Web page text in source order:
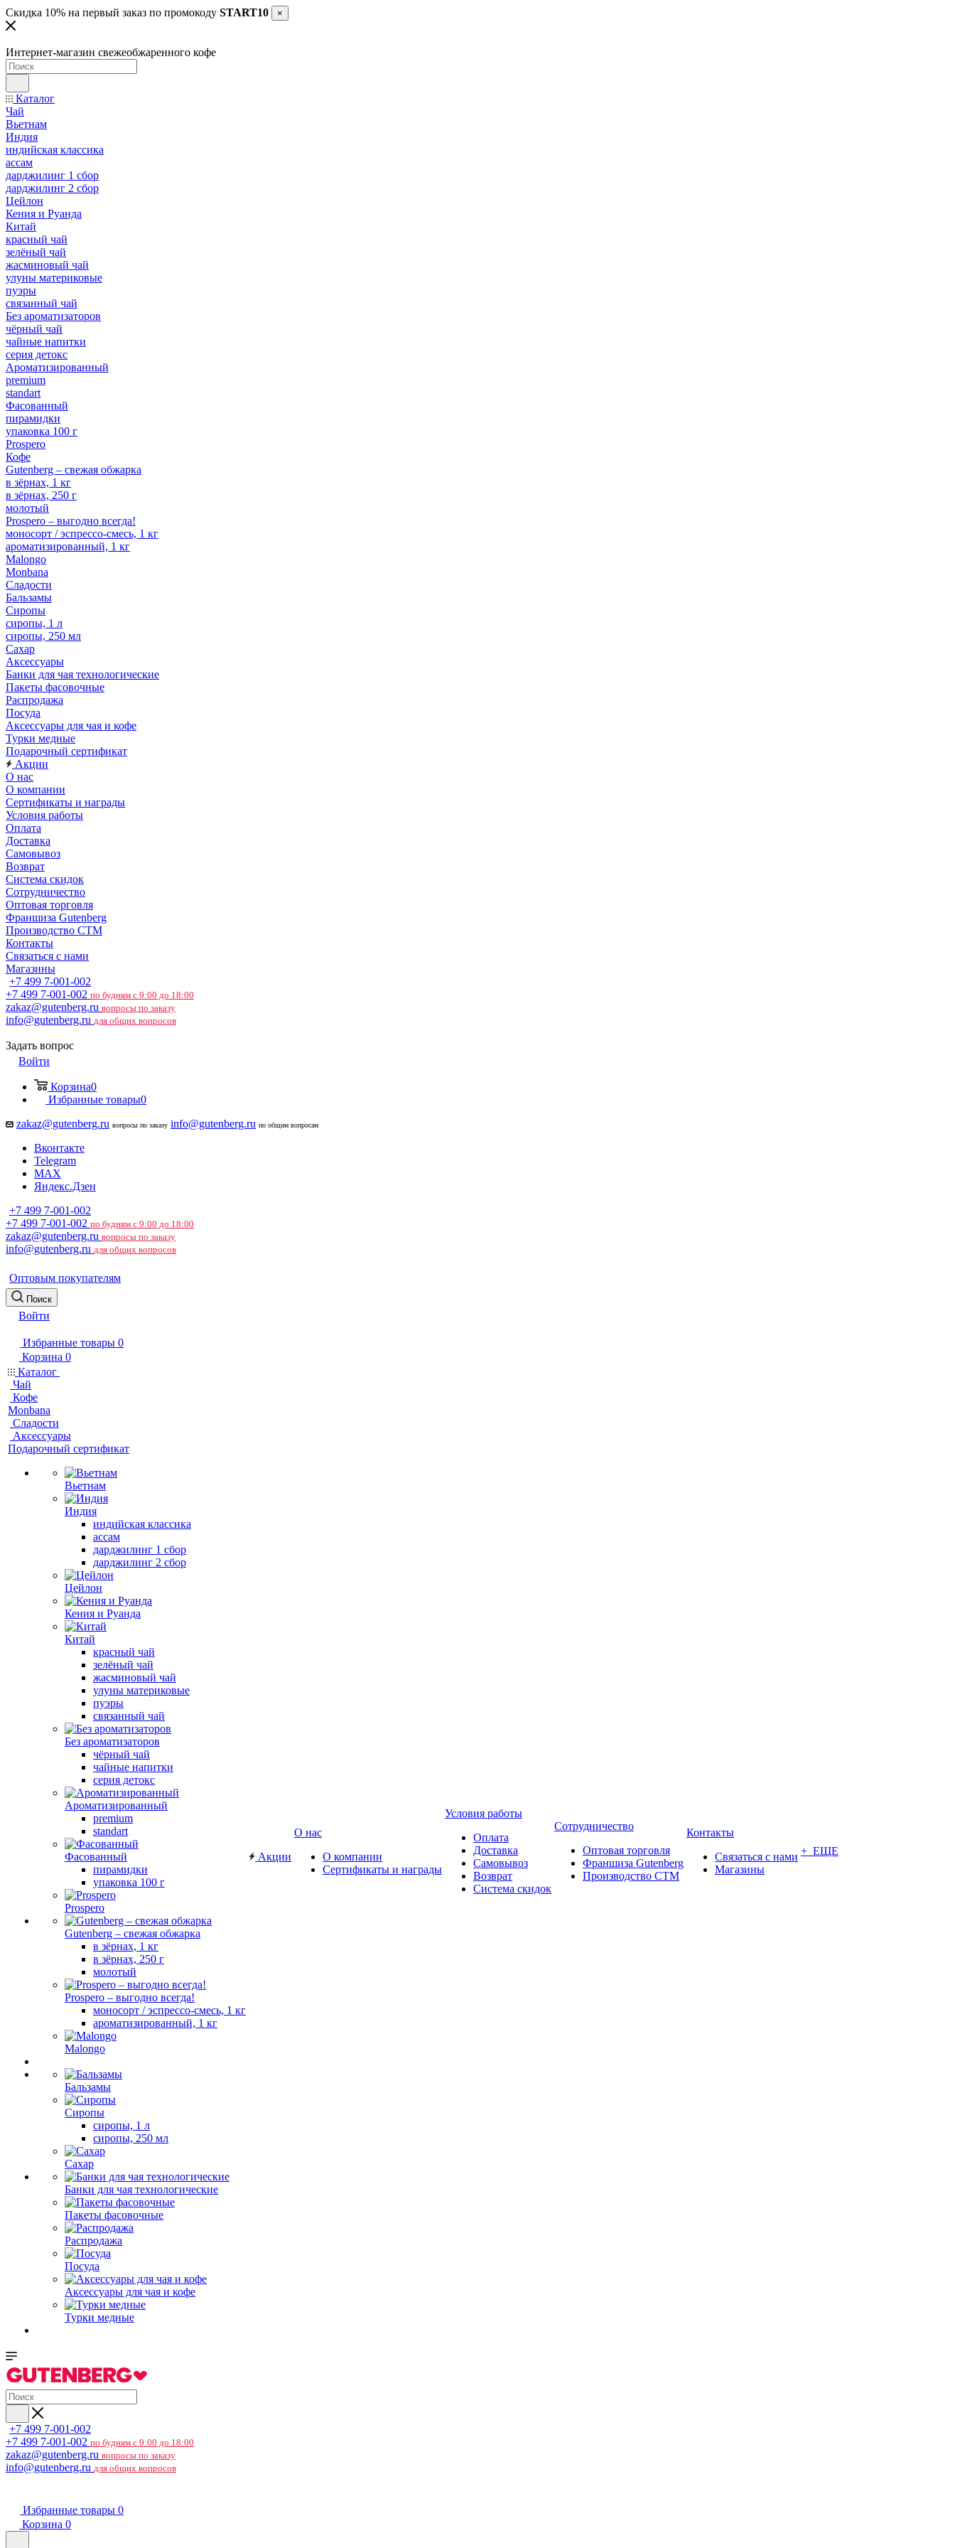
Скидка 10% на первый заказ по промокоду START10 ×
Интернет-магазин свежеобжаренного кофе
Каталог
Чай
Вьетнам
Индия
индийская классика
ассам
дарджилинг 1 сбор
дарджилинг 2 сбор
Цейлон
Кения и Руанда
Китай
красный чай
зелёный чай
жасминовый чай
улуны материковые
пуэры
связанный чай
Без ароматизаторов
чёрный чай
чайные напитки
серия детокс
Ароматизированный
premium
standart
Фасованный
пирамидки
упаковка 100 г
Prospero
Кофе
Gutenberg – свежая обжарка
в зёрнах, 1 кг
в зёрнах, 250 г
молотый
Prospero – выгодно всегда!
моносорт / эспрессо-смесь, 1 кг
ароматизированный, 1 кг
Malongo
Monbana
Сладости
Бальзамы
Сиропы
сиропы, 1 л
сиропы, 250 мл
Сахар
Аксессуары
Банки для чая технологические
Пакеты фасовочные
Распродажа
Посуда
Аксессуары для чая и кофе
Турки медные
Подарочный сертификат
Акции
О нас
О компании
Сертификаты и награды
Условия работы
Оплата
Доставка
Самовывоз
Возврат
Система скидок
Сотрудничество
Оптовая торговля
Франшиза Gutenberg
Производство СТМ
Контакты
Связаться с нами
Магазины
+7 499 7-001-002
+7 499 7-001-002 по будням с 9:00 до 18:00
zakaz@gutenberg.ru вопросы по заказу
info@gutenberg.ru для общих вопросов
Задать вопрос
Войти
Корзина0
Избранные товары0
zakaz@gutenberg.ru вопросы по заказу info@gutenberg.ru по общим вопросам
Вконтакте
Telegram
MAX
Яндекс.Дзен
+7 499 7-001-002
+7 499 7-001-002 по будням с 9:00 до 18:00
zakaz@gutenberg.ru вопросы по заказу
info@gutenberg.ru для общих вопросов
Оптовым покупателям
Поиск
Войти
Избранные товары 0
Корзина 0
Каталог
Чай
Кофе
Monbana
Сладости
Аксессуары
Подарочный сертификат
Вьетнам
Индия
индийская классика
ассам
дарджилинг 1 сбор
дарджилинг 2 сбор
Цейлон
Кения и Руанда
Китай
красный чай
зелёный чай
жасминовый чай
улуны материковые
пуэры
связанный чай
Без ароматизаторов
чёрный чай
чайные напитки
серия детокс
Ароматизированный
premium
standart
Фасованный
пирамидки
упаковка 100 г
Prospero
Gutenberg – свежая обжарка
в зёрнах, 1 кг
в зёрнах, 250 г
молотый
Prospero – выгодно всегда!
моносорт / эспрессо-смесь, 1 кг
ароматизированный, 1 кг
Malongo
Бальзамы
Сиропы
сиропы, 1 л
сиропы, 250 мл
Сахар
Банки для чая технологические
Пакеты фасовочные
Распродажа
Посуда
Аксессуары для чая и кофе
Турки медные
Акции
О нас
О компании
Сертификаты и награды
Условия работы
Оплата
Доставка
Самовывоз
Возврат
Система скидок
Сотрудничество
Оптовая торговля
Франшиза Gutenberg
Производство СТМ
Контакты
Связаться с нами
Магазины
+ ЕЩЕ
+7 499 7-001-002
+7 499 7-001-002 по будням с 9:00 до 18:00
zakaz@gutenberg.ru вопросы по заказу
info@gutenberg.ru для общих вопросов
Избранные товары 0
Корзина 0